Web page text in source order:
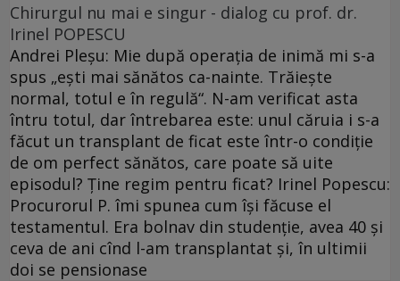
Chirurgul nu mai e singur - dialog cu prof. dr.
Irinel POPESCU
Andrei Pleşu: Mie după operaţia de inimă mi s-a
spus „eşti mai sănătos ca-nainte. Trăieşte
normal, totul e în regulă“. N-am verificat asta
întru totul, dar întrebarea este: unul căruia i s-a
făcut un transplant de ficat este într-o condiţie
de om perfect sănătos, care poate să uite
episodul? Ţine regim pentru ficat? Irinel Popescu:
Procurorul P. îmi spunea cum îşi făcuse el
testamentul. Era bolnav din studenţie, avea 40 şi
ceva de ani cînd l-am transplantat şi, în ultimii
doi se pensionase